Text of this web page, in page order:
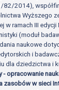
2014),
Wyższego
w ramach III
(moduł
naukowe
i
dla dziedzictwa i
opracowanie
zasobów w sieci